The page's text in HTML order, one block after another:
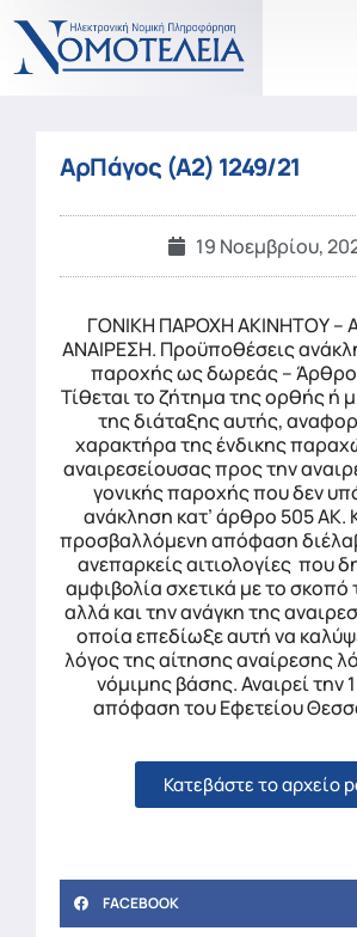
ΑρΠάγος (Α2) 1249/21
19 Νοεμβρίου,
ΓΟΝΙΚΗ ΠΑΡΟΧΗ ΑΚΙΝΗΤΟΥ –
ΑΝΑΙΡΕΣΗ. Προϋποθέσεις
παροχής ως δωρεάς – Άρθρο
Τίθεται το ζήτημα της ορθής ή
της διάταξης αυτής,
χαρακτήρα της ένδικης
αναιρεσείουσας προς την
γονικής παροχής που δεν
ανάκληση κατ’ άρθρο 505 ΑΚ.
προσβαλλόμενη απόφαση
ανεπαρκείς αιτιολογίες που
αμφιβολία σχετικά με το
αλλά και την ανάγκη της
οποία επεδίωξε αυτή να
λόγος της αίτησης αναίρεσης
νόμιμης βάσης. Αναιρεί την
απόφαση του Εφετείου
Κατεβάστε το αρχείο
FACEBOOK